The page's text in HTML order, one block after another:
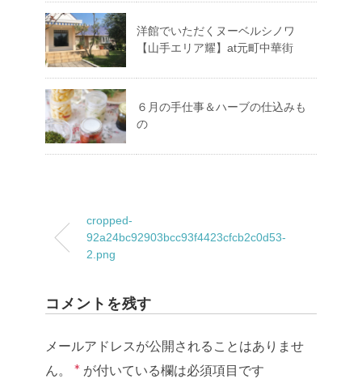
洋館でいただくヌーベルシノワ
【山手エリア耀】at元町中華街
６月の手仕事＆ハーブの仕込みも
の
cropped-
92a24bc92903bcc93f4423cfcb2c0d53-
2.png
コメントを残す
メールアドレスが公開されることはありませ
ん。
* が付いている欄は必須項目です